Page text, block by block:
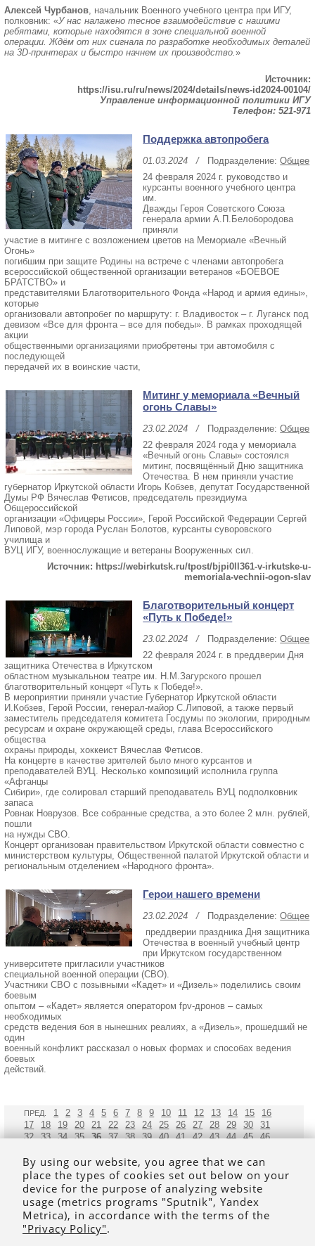
Алексей Чурбанов , начальник Военного учебного центра при ИГУ,
полковник: «У нас налажено тесное взаимодействие с нашими
ребятами, которые находятся в зоне специальной военной
операции. Ждём от них сигнала по разработке необходимых деталей
на 3D-принтерах и быстро начнем их производство.»
Источник:
https://isu.ru/ru/news/2024/details/news-id2024-00104/
Управление информационной политики ИГУ
Телефон: 521-971
Поддержка автопробега
01.03.2024 /Подразделение:Общее
24 февраля 2024 г. руководство и
курсанты военного учебного центра
им.
Дважды Героя Советского Союза
генерала армии А.П.Белобородова
приняли
участие в митинге с возложением цветов на Мемориале «Вечный
Огонь»
погибшим при защите Родины на встрече с членами автопробега
всероссийской общественной организации ветеранов «БОЕВОЕ
БРАТСТВО» и
представителями Благотворительного Фонда «Народ и армия едины»,
которые
организовали автопробег по маршруту: г. Владивосток – г. Луганск под
девизом «Все для фронта – все для победы». В рамках проходящей
акции
общественными организациями приобретены три автомобиля с
последующей
передачей их в воинские части,
Митинг у мемориала «Вечный
огонь Славы»
23.02.2024 /Подразделение:Общее
22 февраля 2024 года у мемориала
«Вечный огонь Славы» состоялся
митинг, посвящённый Дню защитника
Отечества. В нем приняли участие
губернатор Иркутской области Игорь Кобзев, депутат Государственной
Думы РФ Вячеслав Фетисов, председатель президиума
Общероссийской
организации «Офицеры России», Герой Российской Федерации Сергей
Липовой, мэр города Руслан Болотов, курсанты суворовского
училища и
ВУЦ ИГУ, военнослужащие и ветераны Вооруженных сил.
Источник: https://webirkutsk.ru/tpost/bjpi0ll361-v-irkutske-u-
memoriala-vechnii-ogon-slav
Благотворительный концерт
«Путь к Победе!»
23.02.2024 /Подразделение:Общее
22 февраля 2024 г. в преддверии Дня
защитника Отечества в Иркутском
областном музыкальном театре им. Н.М.Загурского прошел
благотворительный концерт «Путь к Победе!».
В мероприятии приняли участие Губернатор Иркутской области
И.Кобзев, Герой России, генерал-майор С.Липовой, а также первый
заместитель председателя комитета Госдумы по экологии, природным
ресурсам и охране окружающей среды, глава Всероссийского
общества
охраны природы, хоккеист Вячеслав Фетисов.
На концерте в качестве зрителей было много курсантов и
преподавателей ВУЦ. Несколько композиций исполнила группа
«Афганцы
Сибири», где солировал старший преподаватель ВУЦ подполковник
запаса
Ровнак Новрузов. Все собранные средства, а это более 2 млн. рублей,
пошли
на нужды СВО.
Концерт организован правительством Иркутской области совместно с
министерством культуры, Общественной палатой Иркутской области и
региональным отделением «Народного фронта».
Герои нашего времени
23.02.2024 /Подразделение:Общее
преддверии праздника Дня защитника
Отечества в военный учебный центр
при Иркутском государственном
университете пригласили участников
специальной военной операции (СВО).
Участники СВО с позывными «Кадет» и «Дизель» поделились своим
боевым
опытом – «Кадет» является оператором fpv-дронов – самых
необходимых
средств ведения боя в нынешних реалиях, а «Дизель», прошедший не
один
военный конфликт рассказал о новых формах и способах ведения
боевых
действий.
ПРЕД. 1 2 3 4 5 6 7 8 9 10 11 12 13 14 15
16
17
18 19 20 21 22 23 24 25 26 27 28 29 30
31
32
33 34 35 36 37 38 39 40 41 42 43 44 45
46
62
63 64 65 66 СЛЕД.
By using our website, you agree that we can
place the types of cookies set out below on your
device for the purpose of analyzing website
usage (metrics programs "Sputnik", Yandex
Metrica), in accordance with the terms of the
"Privacy Policy".